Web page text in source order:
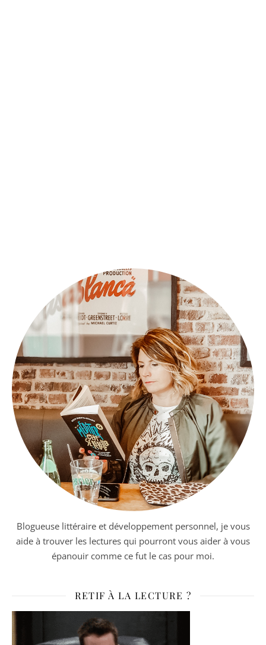
Blogueuse littéraire et développement personnel, je vous
aide à trouver les lectures qui pourront vous aider à vous
épanouir comme ce fut le cas pour moi.
RETIF À LA LECTURE ?